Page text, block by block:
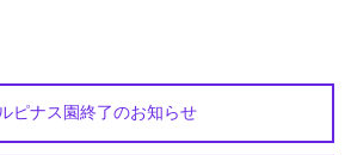
ルピナス園終了のお知らせ